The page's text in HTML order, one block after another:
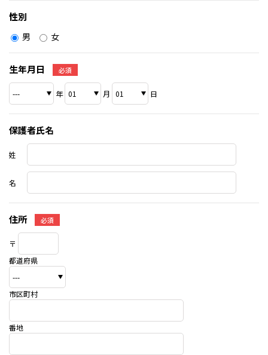
性別
男 女
生年月日 必須
年 月 日
保護者氏名
姓
名
住所 必須
〒
都道府県
市区町村
番地